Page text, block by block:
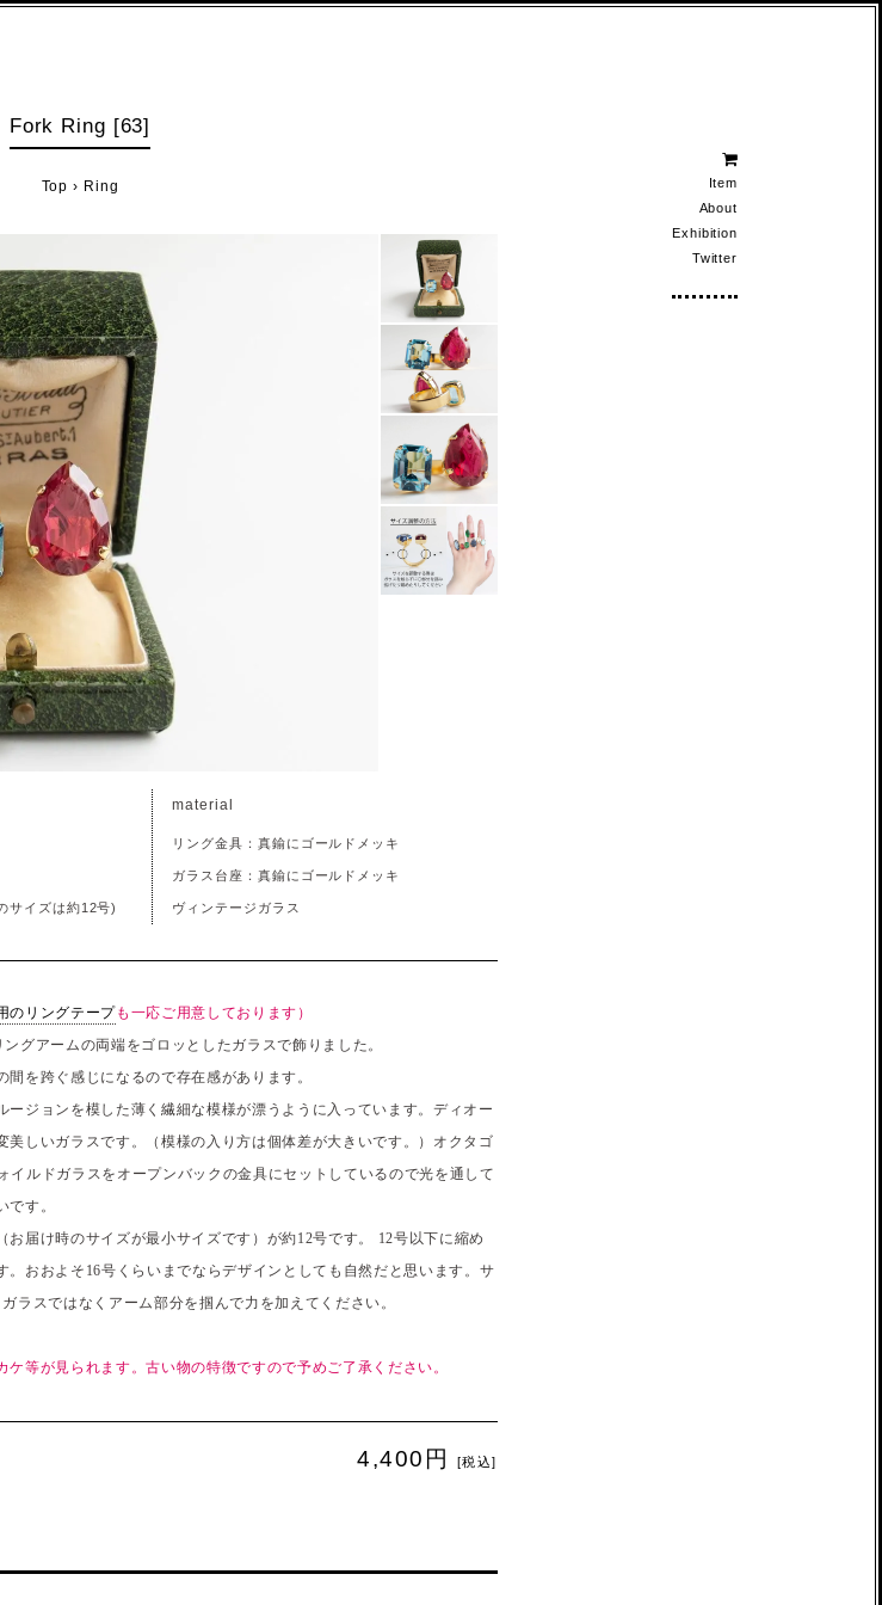
Item
About
Exhibition
Twitter
Fork Ring [63]
Top › Ring
サイズは約12号)
material
リング金具：真鍮にゴールドメッキ
ガラス台座：真鍮にゴールドメッキ
ヴィンテージガラス
のリングテープも一応ご用意しております）
グアームの両端をゴロッとしたガラスで飾りました。
を跨ぐ感じになるので存在感があります。
ジョンを模した薄く繊細な模様が漂うように入っています。ディオー
しいガラスです。（模様の入り方は個体差が大きいです。）オクタゴ
ルドガラスをオープンバックの金具にセットしているので光を通して
す。
お届け時のサイズが最小サイズです）が約12号です。 12号以下に縮め
おおよそ16号くらいまでならデザインとしても自然だと思います。サ
ラスではなくアーム部分を掴んで力を加えてください。
等が見られます。古い物の特徴ですので予めご了承ください。
4,400円 [税込]